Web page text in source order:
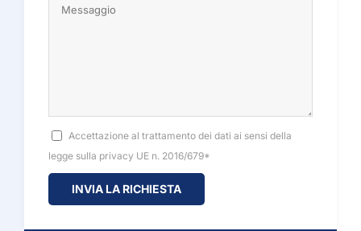
Accettazione al trattamento dei dati ai sensi della
legge sulla privacy UE n. 2016/679*